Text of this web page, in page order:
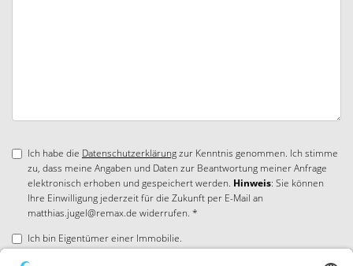
Ich habe die Datenschutzerklärungzur Kenntnis genommen. Ich stimme
zu, dass meine Angaben und Daten zur Beantwortung meiner Anfrage
elektronisch erhoben und gespeichert werden. Hinweis: Sie können
Ihre Einwilligung jederzeit für die Zukunft per E-Mail an
matthias.jugel@remax.de widerrufen. *
Ich bin Eigentümer einer Immobilie.